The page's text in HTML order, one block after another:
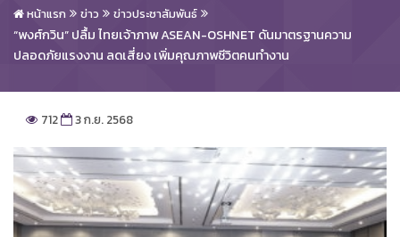
หน้าแรก ข่าว ข่าวประชาสัมพันธ์
“พงศ์กวิน” ปลื้ม ไทยเจ้าภาพ ASEAN-OSHNET ดันมาตรฐานความ
ปลอดภัยแรงงาน ลดเสี่ยง เพิ่มคุณภาพชีวิตคนทำงาน
712 3 ก.ย. 2568